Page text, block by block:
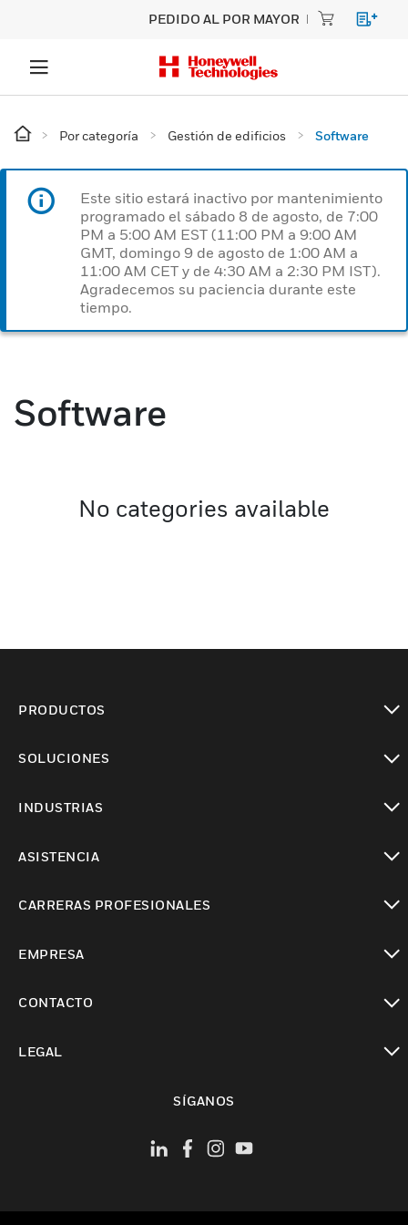
PEDIDO AL POR MAYOR
Por categoría Gestión de edificios Software
Este sitio estará inactivo por mantenimiento
programado el sábado 8 de agosto, de 7:00
PM a 5:00 AM EST (11:00 PM a 9:00 AM
GMT, domingo 9 de agosto de 1:00 AM a
11:00 AM CET y de 4:30 AM a 2:30 PM IST).
Agradecemos su paciencia durante este
tiempo.
Software
No categories available
PRODUCTOS
SOLUCIONES
INDUSTRIAS
ASISTENCIA
CARRERAS PROFESIONALES
EMPRESA
CONTACTO
LEGAL
SÍGANOS